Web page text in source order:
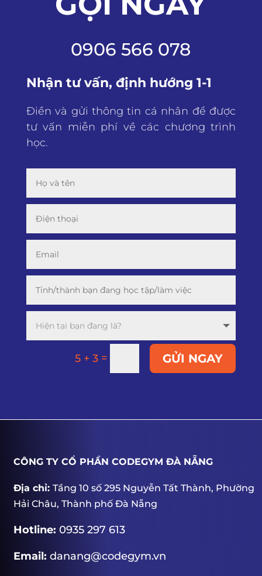
0906 566 078
Nhận tư vấn, định hướng 1-1
Điền và gửi thông tin cá nhân để được
tư vấn miễn phí về các chương trình
học.
5 + 3 = GỬI NGAY
CÔNG TY CỔ PHẦN CODEGYM ĐÀ NẴNG
Địa chỉ: Tầng 10 số 295 Nguyễn Tất Thành, Phường
Hải Châu, Thành phố Đà Nẵng
Hotline: 0935 297 613
Email: danang@codegym.vn